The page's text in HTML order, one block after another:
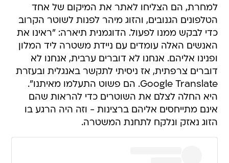
למחרת, הם הצליחו לאתר את המיקום של אחד
הטלפונים הגנובים, והזוג מיהר לפנות לשוטר הקרוב
כדי לבקש ממנו לפעול. הדוגמנית תיארה: "ראינו את
האנשים האלה עומדים עם ניידת משטרה ליד המלון
ופנינו אליהם. אנחנו לא דוברים ערבית, אנחנו לא
דוברים צרפתית, אז ניסיתי לתקשר באנגלית ובעזרת
Google Translate. הם פשוט התעלמו מאיתנו".
היא החלה לצלם את השוטרים כדי להראות שהם
אינם מתייחסים אליהם ברצינות - וזה היה הרגע בו
הזוג נאזק ונלקח לתחנת המשטרה.